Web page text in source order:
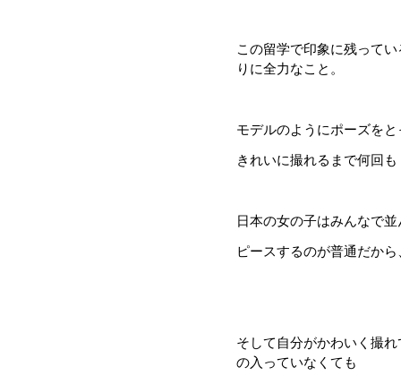
この留学で印象に残って
りに全力なこと。
モデルのようにポーズを
きれいに撮れるまで何回
日本の女の子はみんなで
ピースするのが普通だか
そして自分がかわいく撮
の入っていなくても